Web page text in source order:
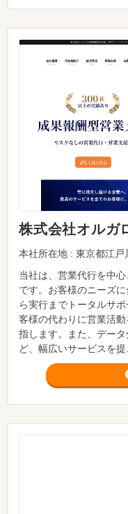
株式会社オルガ
本社所在地 : 東京都江
当社は、営業代行を中
です。お客様のニーズ
ら実行までトータルサ
客様の代わりに営業活
指します。また、デー
ど、幅広いサービスを提...